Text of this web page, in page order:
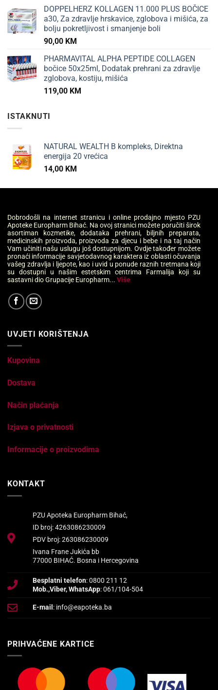
DOPPELHERZ KOLLAGEN 11.000 PLUS BOČICE
a30, Za zdravlje hrskavice, zglobova i mišića, za
bolju pokretljivost i smanjenje boli
90,00 KM
PHARMAVITAL ALPHA PEPTIDE COLLAGEN
bočice 50x25ml, Dodatak prehrani za zdravlje
zglobova, kostiju, mišića
119,00 KM
ISTAKNUTI
NATURAL WEALTH B kompleks, Direktna
energija 20 vrećica
14,00 KM
Dobrodošli na internet stranicu i online prodajno mjesto PZU
Apoteke Europharm Bihać. Na ovoj stranici možete poručiti širok
asortiman kozmetike, dodataka prehrani, biljnih preparata,
medicinskih proizvoda, proizvoda za djecu i bebe i na taj način
Vam učiniti našu uslugu još dostupnijom. Ovdje također možete
pronaći informacije savjetodavnog karaktera iz oblasti očuvanja
vašeg zdravlja i ljepote, kao i uvid u ponude raznih tretmana koji
su dostupni u našim estetskim centrima Farmalija koji su
sastavni dio Grupacije Europharm... Više
UVJETI KORIŠTENJA
Kupovina
Dostava
Način plaćanja
Izjava o privatnosti
Informacije o proizvodima
KONTAKT
PZU Apoteka Europharm Bihać,
ID broj: 4263086230009
PDV broj: 263086230009
Ivana Frane Jukića bb
77000 BIHAĆ. Bosna i Hercegovina
Besplatni telefon: 0800 211 12
Mob.,Viber, WhatsApp: 061/104-504
E-mail : info@eapoteka.ba
PRIHVAĆENE KARTICE